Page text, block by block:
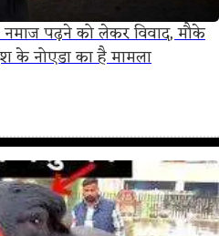
पढ़ने को लेकर विवाद, मौके
के नोएडा का है मामला